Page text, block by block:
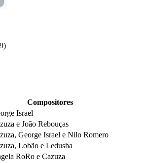
Compositores
Israel
e João Rebouças
George Israel e Nilo Romero
Lobão e Ledusha
RoRo e Cazuza